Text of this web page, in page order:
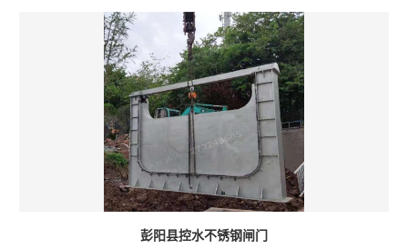
彭阳县控水不锈钢闸门